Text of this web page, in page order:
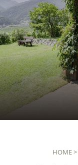
HOME>